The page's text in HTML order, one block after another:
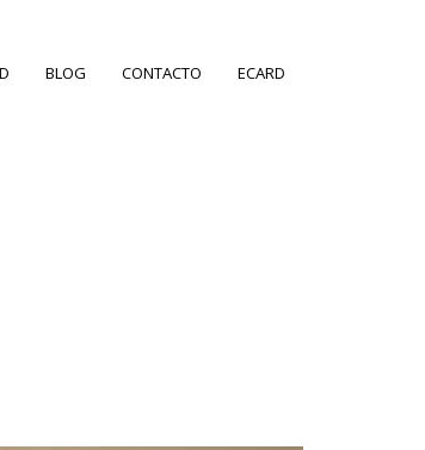
BLOG CONTACTO ECARD